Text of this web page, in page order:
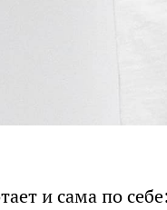
и сама по